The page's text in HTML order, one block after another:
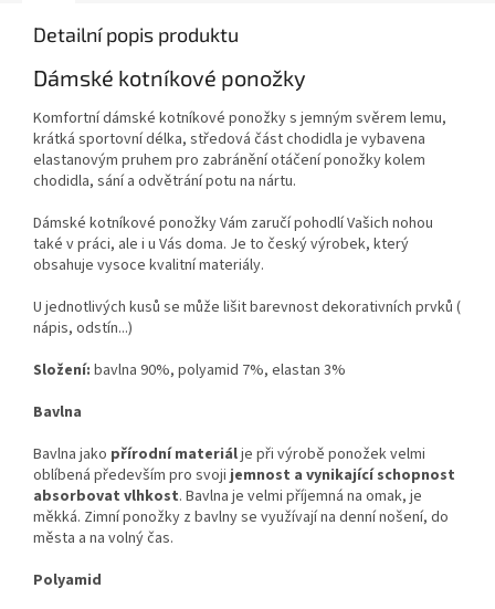
Detailní popis produktu
Dámské kotníkové ponožky
Komfortní dámské kotníkové ponožky s jemným svěrem lemu,
krátká sportovní délka, středová část chodidla je vybavena
elastanovým pruhem pro zabránění otáčení ponožky kolem
chodidla, sání a odvětrání potu na nártu.
Dámské kotníkové ponožky Vám zaručí pohodlí Vašich nohou
také v práci, ale i u Vás doma. Je to český výrobek, který
obsahuje vysoce kvalitní materiály.
U jednotlivých kusů se může lišit barevnost dekorativních prvků (
nápis, odstín...)
Složení: bavlna 90%, polyamid 7%, elastan 3%
Bavlna
Bavlna jako přírodní materiálje při výrobě ponožek velmi
oblíbená především pro svoji jemnost a vynikající schopnost
absorbovat vlhkost. Bavlna je velmi příjemná na omak, je
měkká. Zimní ponožky z bavlny se využívají na denní nošení, do
města a na volný čas.
Polyamid